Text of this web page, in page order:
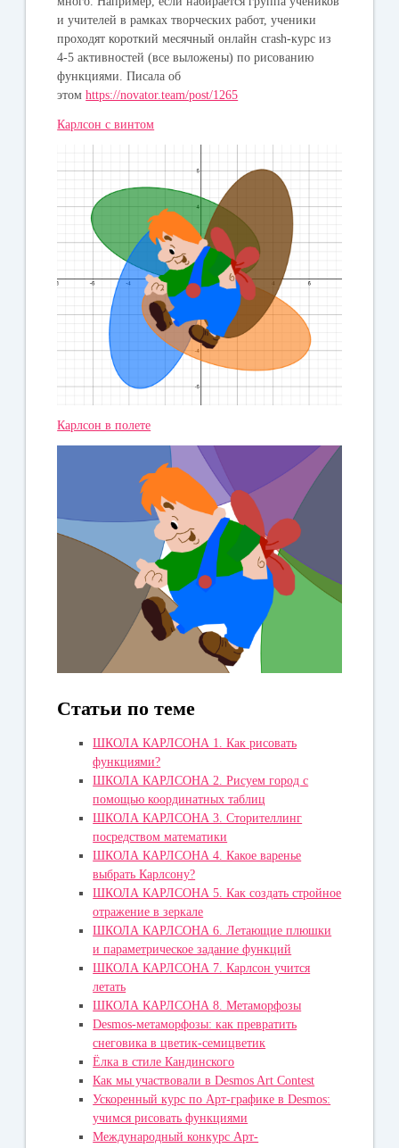
и учителей в рамках творческих работ, ученики
проходят короткий месячный онлайн crash-курс из
4-5 активностей (все выложены) по рисованию
функциями. Писала об
этомhttps://novator.team/post/1265
Карлсон c винтом
Карлсон в полете
Статьи по теме
ШКОЛА КАРЛСОНА 1. Как рисовать
функциями?
ШКОЛА КАРЛСОНА 2. Рисуем город с
помощью координатных таблиц
ШКОЛА КАРЛСОНА 3. Сторителлинг
посредством математики
ШКОЛА КАРЛСОНА 4. Какое варенье
выбрать Карлсону?
ШКОЛА КАРЛСОНА 5. Как создать стройное
отражение в зеркале
ШКОЛА КАРЛСОНА 6. Летающие плюшки
и параметрическое задание функций
ШКОЛА КАРЛСОНА 7. Карлсон учится
летать
ШКОЛА КАРЛСОНА 8. Метаморфозы
Desmos-метаморфозы: как превратить
снеговика в цветик-семицветик
Ёлка в стиле Кандинского
Как мы участвовали в Desmos Art Contest
Ускоренный курс по Арт-графике в Desmos:
учимся рисовать функциями
Международный конкурс Арт-